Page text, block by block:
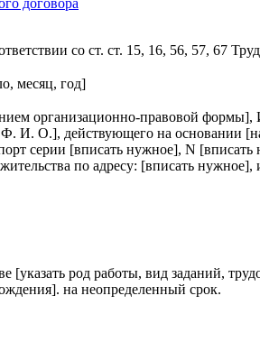
со ст. ст. 15, 16, 56, 57, 67
месяц, год]
организационно-правовой
И. О.], действующего на основании
серии [вписать нужное], N [вписать
по адресу: [вписать
[указать род работы, вид заданий,
на неопределенный срок.